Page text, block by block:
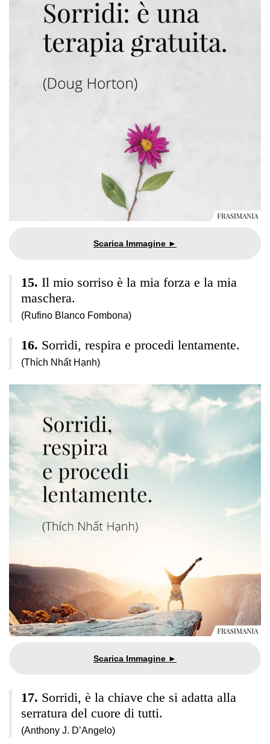
Il mio sorriso è la mia forza e la mia
maschera.
(Rufino Blanco Fombona)
Sorridi, respira e procedi lentamente.
(Thích Nhất Hạnh)
Sorridi, è la chiave che si adatta alla
serratura del cuore di tutti.
(Anthony J. D’Angelo)